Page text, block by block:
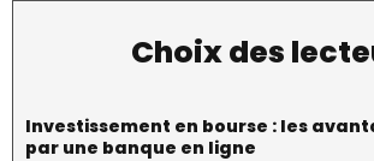
Choix des
Investissement en bourse : les
par une banque en ligne